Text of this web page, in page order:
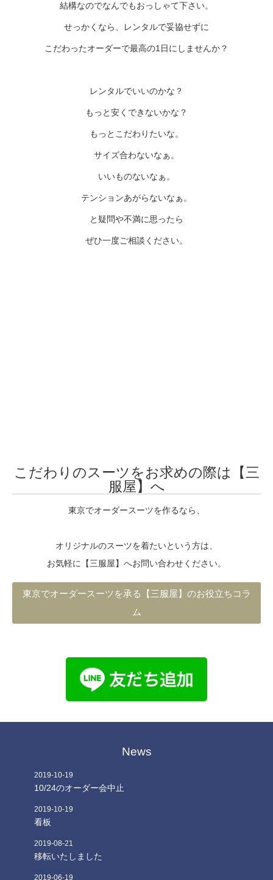
結構なのでなんでもおっしゃて下さい。
せっかくなら、レンタルで妥協せずに
こだわったオーダーで最高の1日にしませんか？
レンタルでいいのかな？
もっと安くできないかな？
もっとこだわりたいな。
サイズ合わないなぁ。
いいものないなぁ。
テンションあがらないなぁ。
と疑問や不満に思ったら
ぜひ一度ご相談ください。
こだわりのスーツをお求めの際は【三
服屋】へ
東京でオーダースーツを作るなら、
オリジナルのスーツを着たいという方は、
お気軽に【三服屋】へお問い合わせください。
東京でオーダースーツを承る【三服屋】のお役立ちコラ
ム
News
2019-10-19
10/24のオーダー会中止
2019-10-19
看板
2019-08-21
移転いたしました
2019-06-19